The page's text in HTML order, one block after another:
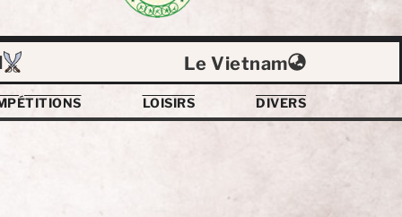
Le Vietnam
LOISIRS DIVERS